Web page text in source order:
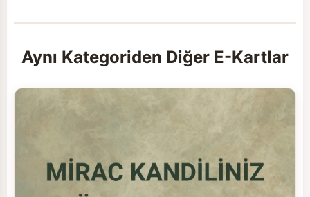
Aynı Kategoriden Diğer E-Kartlar